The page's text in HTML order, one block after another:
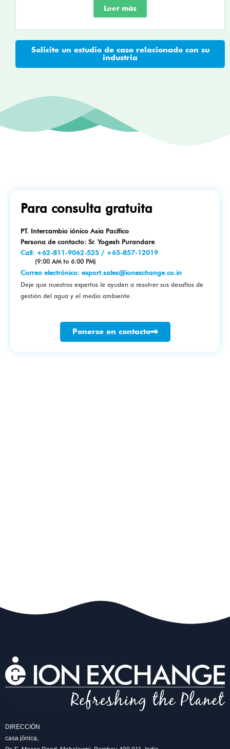
Leer más
Solicite un estudio de caso relacionado con su
industria
Para consulta gratuita
PT. Intercambio iónico Asia Pacífico
Persona de contacto: Sr. Yogesh Purandare
Call: +62-811-9062-525 / +65-857-12019
(9:00 AM to 6:00 PM)
Correo electrónico: export.sales@ionexchange.co.in
Deje que nuestros expertos le ayuden a resolver sus desafíos de
gestión del agua y el medio ambiente.
Ponerse en contacto
DIRECCIÓN
casa jónica,